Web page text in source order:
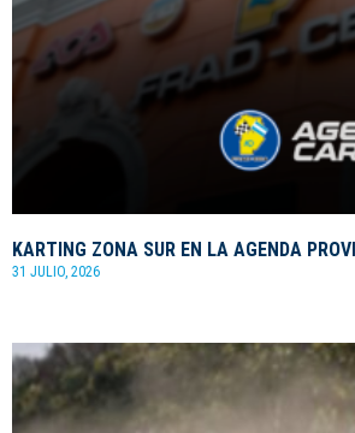
KARTING ZONA SUR EN LA AGENDA
31 JULIO, 2026